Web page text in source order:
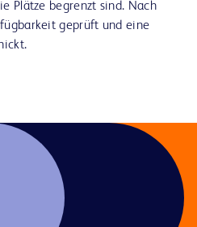
Plätze begrenzt sind. Nach
geprüft und eine